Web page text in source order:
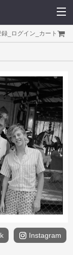
録 ログイン カート
Instagram